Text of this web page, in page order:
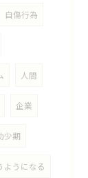
自傷行為
人間
企業
少期
ようになる